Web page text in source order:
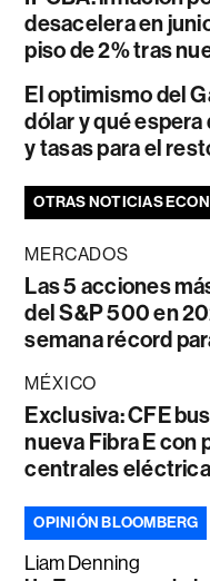
desacelera en
piso de 2% tras
El optimismo del
dólar y qué
y tasas para el
OTRAS NOTICIAS
MERCADOS
Las 5 acciones
del S&P 500 en
semana récord
MÉXICO
Exclusiva: CFE
nueva Fibra E con
centrales
OPINIÓN BLOOMBERG
Liam Denning